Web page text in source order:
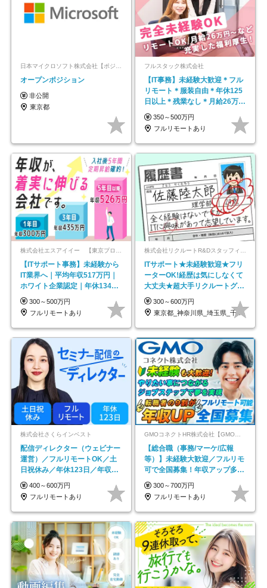
日本マイクロソフト株式会社【ポジションマッチ登録】
オープンポジション
非公開
東京都
フルスタック株式会社
【IT事務】未経験大歓迎＊フル
リモート＊服装自由＊年休125
日以上＊残業なし＊月給26万円
以上
350～500万円
フルリモートあり
【ITサポート事務】未経験から
IT業界へ｜平均年収517万円｜
ホワイト企業認定｜年休134日
｜リモートOK
300～500万円
フルリモートあり
ITサポート★未経験歓迎★フリ
ーターOK!経歴は気にしなくて
大丈夫★超大手リクルートグル
ープの正社員/sg
300～600万円
東京都_神奈川県_埼玉県_千葉県_大阪府…
株式会社さくらインベスト
配信ディレクター（ウェビナー
運営）／フルリモートOK／土
日祝休み／年休123日／年収
600万円可
400～600万円
フルリモートあり
GMOコネクトHR株式会社【GMOインターネットグループ】
【総合職（事務/マーケ/広報
等）】未経験大歓迎／フルリモ
可で全国募集！年収アップ多数
★年休最大130日★
300～700万円
フルリモートあり